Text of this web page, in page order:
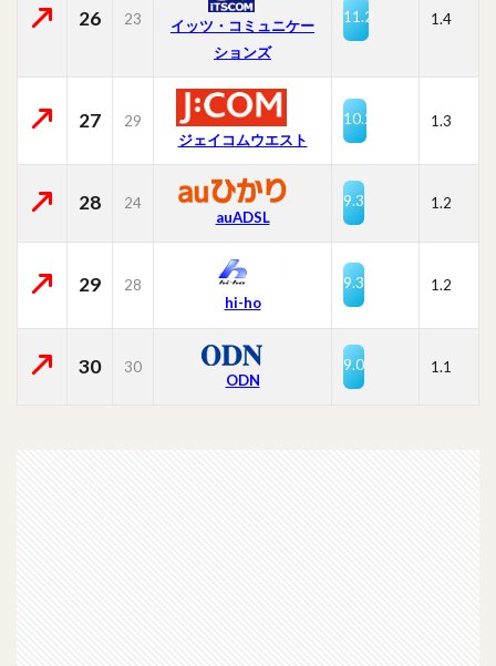
26 23
イッツ・コミュニケー
ションズ
11.2 1.4
27
29
ジェイコムウエスト
10.2 1.3
28
24
auADSL
9.3 1.2
29
28
hi-ho
9.3 1.2
30 30
ODN
9.0 1.1